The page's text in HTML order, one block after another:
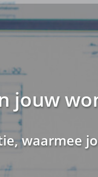
jouw
waarmee